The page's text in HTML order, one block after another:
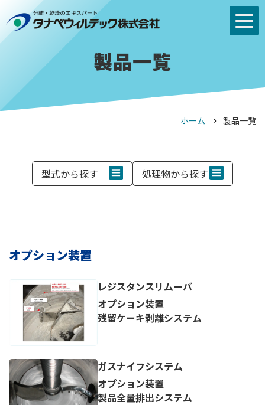
製品一覧
ホーム 製品一覧
型式から探す 処理物から探す
オプション装置
レジスタンスリムーバ
オプション装置
残留ケーキ剥離システム
ガスナイフシステム
オプション装置
製品全量排出システム